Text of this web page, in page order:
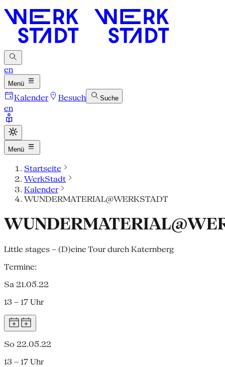
en
Menü
Kalender Besuch Suche
en
Menü
Startseite
WerkStadt
Kalender
WUNDERMATERIAL@WERKSTADT
Little stages – (D)eine Tour durch Katernberg
Termine:
Sa 21.05.22
13 – 17 Uhr
So 22.05.22
13 – 17 Uhr